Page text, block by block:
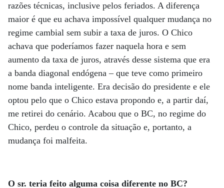
razões técnicas, inclusive pelos feriados. A diferença
maior é que eu achava impossível qualquer mudança no
regime cambial sem subir a taxa de juros. O Chico
achava que poderíamos fazer naquela hora e sem
aumento da taxa de juros, através desse sistema que era
a banda diagonal endógena – que teve como primeiro
nome banda inteligente. Era decisão do presidente e ele
optou pelo que o Chico estava propondo e, a partir daí,
me retirei do cenário. Acabou que o BC, no regime do
Chico, perdeu o controle da situação e, portanto, a
mudança foi malfeita.
O sr. teria feito alguma coisa diferente no BC?